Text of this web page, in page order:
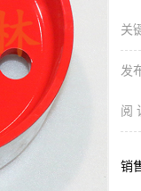
关
发
阅
销